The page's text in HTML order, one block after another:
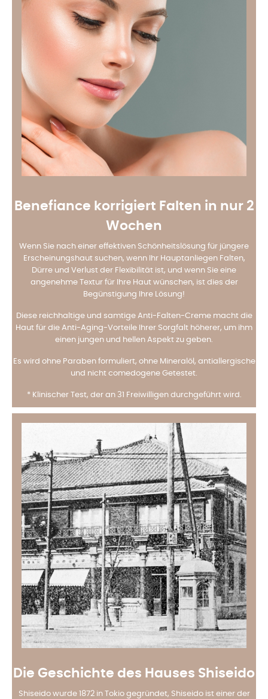
Benefiance korrigiert Falten in nur 2
Wochen
Wenn Sie nach einer effektiven Schönheitslösung für jüngere
Erscheinungshaut suchen, wenn Ihr Hauptanliegen Falten,
Dürre und Verlust der Flexibilität ist, und wenn Sie eine
angenehme Textur für Ihre Haut wünschen, ist dies der
Begünstigung Ihre Lösung!
Diese reichhaltige und samtige Anti-Falten-Creme macht die
Haut für die Anti-Aging-Vorteile Ihrer Sorgfalt höherer, um ihm
einen jungen und hellen Aspekt zu geben.
Es wird ohne Paraben formuliert, ohne Mineralöl, antiallergische
und nicht comedogene Getestet.
* Klinischer Test, der an 31 Freiwilligen durchgeführt wird.
Die Geschichte des Hauses Shiseido
Shiseido wurde 1872 in Tokio gegründet, Shiseido ist einer der